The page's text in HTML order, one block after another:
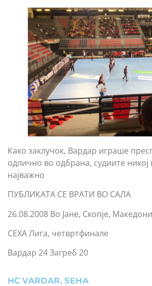
Како заклучок, Вардар играше
одлично во одбрана, судиите никој
најважно
ПУБЛИКАТА СЕ ВРАТИ ВО САЛА
26.08.2008 Во Јане, Скопје,
СЕХА Лига, четвртфинале
Вардар 24 Загреб 20
HC VARDAR,SEHA